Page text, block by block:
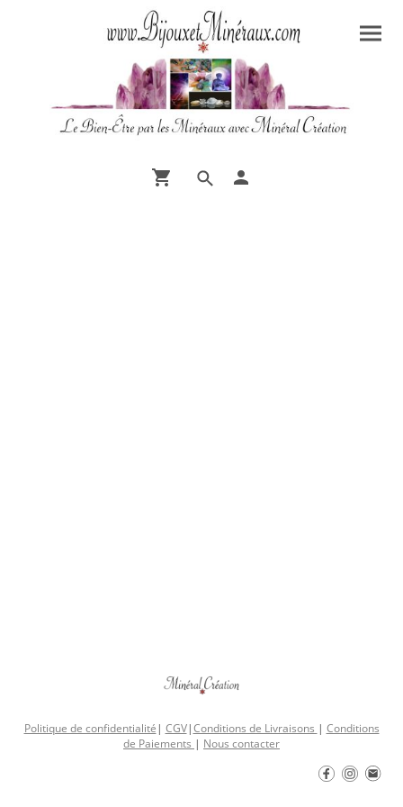
Politique de confidentialité | CGV|Conditions de Livraisons | Conditions
de Paiements | Nous contacter